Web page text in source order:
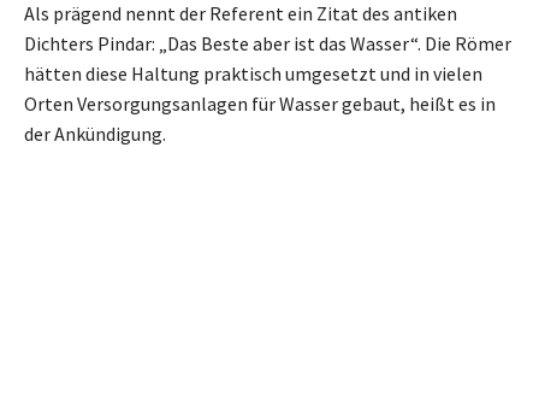
Als prägend nennt der Referent ein Zitat des antiken
Dichters Pindar: „Das Beste aber ist das Wasser“. Die Römer
hätten diese Haltung praktisch umgesetzt und in vielen
Orten Versorgungsanlagen für Wasser gebaut, heißt es in
der Ankündigung.